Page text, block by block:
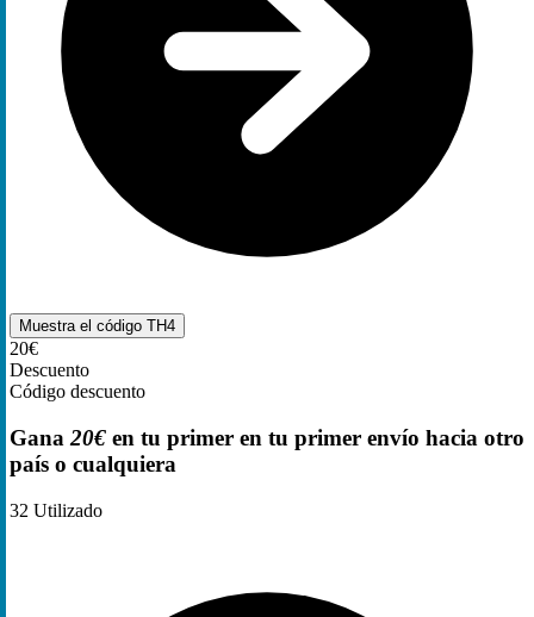
Muestra el código TH4
20€
Descuento
Código descuento
Gana 20€ en tu primer en tu primer envío hacia otro
país o cualquiera
32 Utilizado